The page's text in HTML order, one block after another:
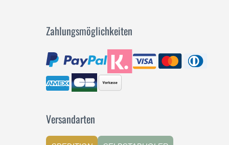
Zahlungsmöglichkeiten
Versandarten